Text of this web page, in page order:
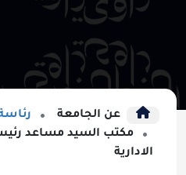
عن الجامعة
مكتب السيد مساعد
الادارية